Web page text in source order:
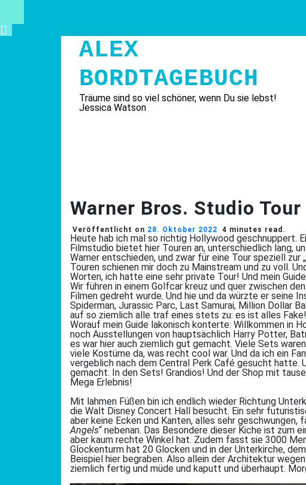
content
ALEX
BORDTAGEBUCH
Träume sind so viel schöner, wenn Du sie lebst!
Jessica Watson
Warner Bros. Studio Tour
Veröffentlicht on 28. Oktober 2022 4 minutes read.
Heute hab ich mal so richtig Hollywood geschnuppert.
Filmstudio bietet hier Touren an, unterschiedlich lang,
Warner entschieden, und zwar für eine Tour speziell
Touren schienen mir doch zu Mainstream und zu voll.
Worten, ich hatte eine sehr private Tour! Und mein
Wir führen in einem Golfcar kreuz und quer zwischen
Filmen gedreht wurde. Und hie und da würzte er seine
Spiderman, Jurassic Parc, Last Samurai, Million Dollar
auf so ziemlich alle traf eines stets zu: es ist alles
Worauf mein Guide lakonisch konterte: Willkommen in
noch Ausstellungen von hauptsächlich Harry Potter,
es war hier auch ziemlich gut gemacht. Viele Sets
viele Kostüme da, was recht cool war. Und da ich ein
vergeblich nach dem Central Perk Café gesucht
gemacht. In den Sets! Grandios! Und der Shop mit
Mega Erlebnis!
Mit lahmen Füßen bin ich endlich wieder Richtung
die Walt Disney Concert Hall besucht. Ein sehr
aber keine Ecken und Kanten, alles sehr geschwungen,
Angels“ nebenan. Das Besondere dieser Kiche ist zum
aber kaum rechte Winkel hat. Zudem fasst sie 3000
Glockenturm hat 20 Glocken und in der Unterkirche,
Beispiel hier begraben. Also allein der Architektur
ziemlich fertig und müde und kaputt und überhaupt.